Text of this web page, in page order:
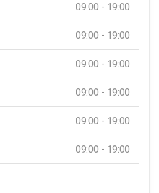
09:00 - 19:00
09:00 - 19:00
09:00 - 19:00
09:00 - 19:00
09:00 - 19:00
09:00 - 19:00